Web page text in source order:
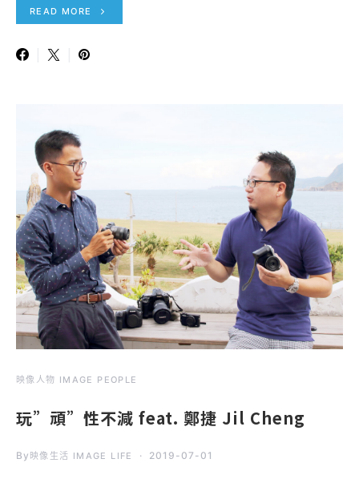
READ MORE
映像人物 IMAGE PEOPLE
玩”頑”性不減 feat. 鄭捷 Jil Cheng
By 映像生活 IMAGE LIFE 2019-07-01